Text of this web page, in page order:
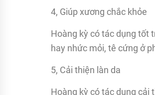
4, Giúp xương chắc khỏe
Hoàng kỳ có tác dụng tốt
hay nhức mỏi, tê cứng ở
5, Cải thiện làn da
Hoàng kỳ có tác dụng cải